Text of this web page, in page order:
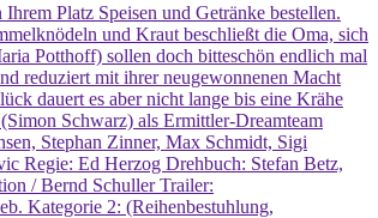
Platz Speisen und Getränke bestellen.
und Kraut beschließt die Oma, sich
Potthoff) sollen doch bitteschön endlich mal
reduziert mit ihrer neugewonnenen Macht
dauert es aber nicht lange bis eine Krähe
Schwarz) als Ermittler-Dreamteam
Stephan Zinner, Max Schmidt, Sigi
Regie: Ed Herzog Drehbuch: Stefan Betz,
/ Bernd Schuller Trailer:
Kategorie 2: (Reihenbestuhlung,